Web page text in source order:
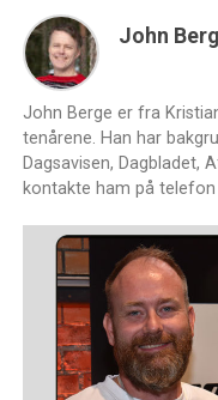
John
John Berge er fra
tenårene. Han har
Dagsavisen, Dagbladet,
kontakte ham på